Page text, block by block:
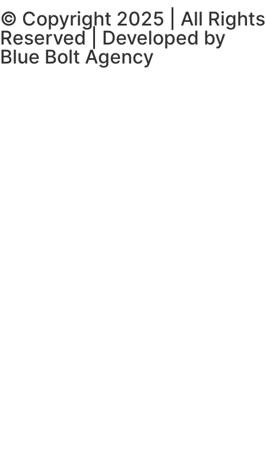
© Copyright 2025 | All Rights
Reserved | Developed by
Blue Bolt Agency